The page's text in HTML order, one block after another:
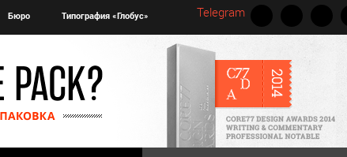
Бюро Типография «Глобус» Telegram